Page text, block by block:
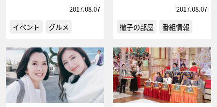
2017.08.07
イベント グルメ
2017.08.07
徹子の部屋 番組情報